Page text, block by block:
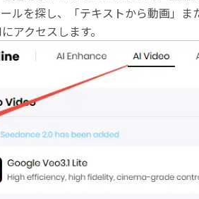
ルを探し、「テキストから動画」
アクセスします。